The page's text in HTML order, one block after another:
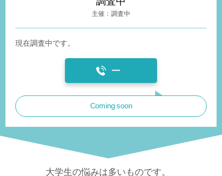
調査中
現在調査中です。
ー
Coming soon
大学生の悩みは多いものです。